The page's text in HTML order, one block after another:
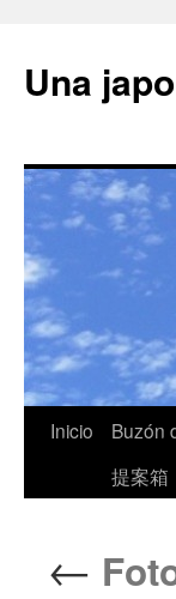
Una
Inicio
Buzón
提案箱
←